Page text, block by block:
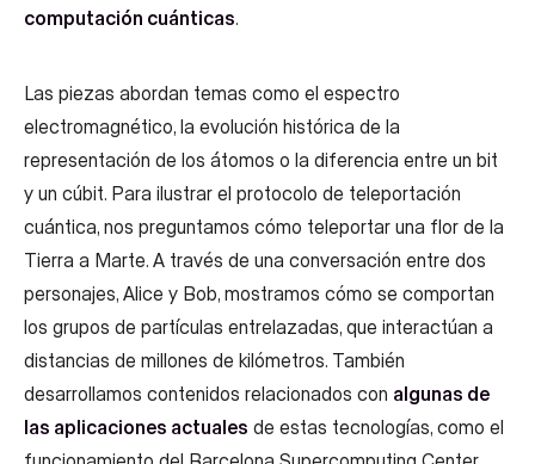
computación cuánticas.
Las piezas abordan temas como el espectro
electromagnético, la evolución histórica de la
representación de los átomos o la diferencia entre un bit
y un cúbit. Para ilustrar el protocolo de teleportación
cuántica, nos preguntamos cómo teleportar una flor de la
Tierra a Marte. A través de una conversación entre dos
personajes, Alice y Bob, mostramos cómo se comportan
los grupos de partículas entrelazadas, que interactúan a
distancias de millones de kilómetros. También
desarrollamos contenidos relacionados con algunas de
las aplicaciones actuales de estas tecnologías, como el